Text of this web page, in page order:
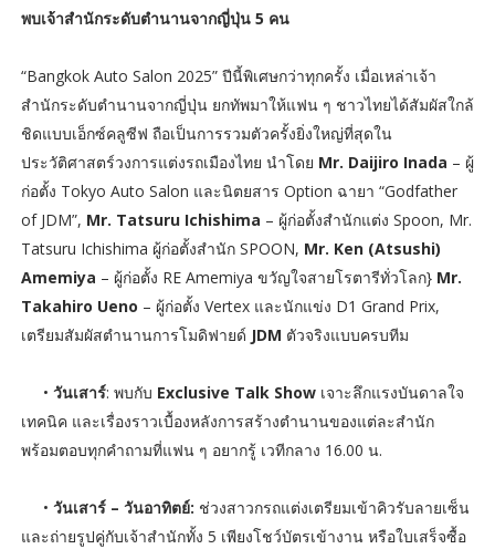
พบเจ้าสำนักระดับตำนานจากญี่ปุ่น 5 คน
“Bangkok Auto Salon 2025” ปีนี้พิเศษกว่าทุกครั้ง เมื่อเหล่าเจ้า
สำนักระดับตำนานจากญี่ปุ่น ยกทัพมาให้แฟน ๆ ชาวไทยได้สัมผัสใกล้
ชิดแบบเอ็กซ์คลูซีฟ ถือเป็นการรวมตัวครั้งยิ่งใหญ่ที่สุดใน
ประวัติศาสตร์วงการแต่งรถเมืองไทย นำโดย Mr. Daijiro Inada – ผู้
ก่อตั้ง Tokyo Auto Salon และนิตยสาร Option ฉายา “Godfather
of JDM”, Mr. Tatsuru Ichishima – ผู้ก่อตั้งสำนักแต่ง Spoon, Mr.
Tatsuru Ichishima ผู้ก่อตั้งสำนัก SPOON, Mr. Ken (Atsushi)
Amemiya – ผู้ก่อตั้ง RE Amemiya ขวัญใจสายโรตารีทั่วโลก} Mr.
Takahiro Ueno – ผู้ก่อตั้ง Vertex และนักแข่ง D1 Grand Prix,
เตรียมสัมผัสตำนานการโมดิฟายด์ JDM ตัวจริงแบบครบทีม
• วันเสาร์: พบกับ Exclusive Talk Showเจาะลึกแรงบันดาลใจ
เทคนิค และเรื่องราวเบื้องหลังการสร้างตำนานของแต่ละสำนัก
พร้อมตอบทุกคำถามที่แฟน ๆ อยากรู้ เวทีกลาง 16.00 น.
• วันเสาร์ – วันอาทิตย์: ช่วงสาวกรถแต่งเตรียมเข้าคิวรับลายเซ็น
และถ่ายรูปคู่กับเจ้าสำนักทั้ง 5 เพียงโชว์บัตรเข้างาน หรือใบเสร็จซื้อ